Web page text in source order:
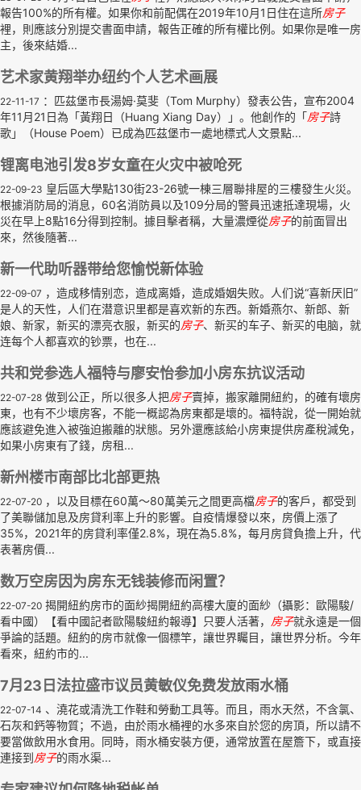
報告100%的所有權。如果你和前配偶在2019年10月1日住在這所房子
裡，則應該分別提交書面申請，報告正確的所有權比例。如果你是唯一房
主，後來結婚...
艺术家黄翔举办纽约个人艺术画展
22-11-17 ：匹茲堡市長湯姆·莫斐（Tom Murphy）發表公告，宣布2004
年11月21日為「黃翔日（Huang Xiang Day）」。他創作的「房子詩
歌」（House Poem）已成為匹茲堡市一處地標式人文景點...
锂离电池引发8岁女童在火灾中被呛死
22-09-23 皇后區大學點130街23-26號一棟三層聯排屋的三樓發生火災。
根據消防局的消息，60名消防員以及109分局的警員迅速抵達現場，火
災在早上8點16分得到控制。據目擊者稱，大量濃煙從房子的前面冒出
來，然後隨著...
新一代助听器带给您愉悦新体验
22-09-07 ，造成移情别恋，造成离婚，造成婚姻失败。人们说“喜新厌旧”
是人的天性，人们在潜意识里都是喜欢新的东西。新婚燕尔、新郎、新
娘、新家，新买的漂亮衣服，新买的房子、新买的车子、新买的电脑，就
连每个人都喜欢的钞票，也在...
共和党参选人福特与廖安怡参加小房东抗议活动
22-07-28 做到公正，所以很多人把房子賣掉，搬家離開紐約，的確有壞房
東，也有不少壞房客，不能一概認為房東都是壞的。福特說，從一開始就
應該避免進入被強迫搬離的狀態。另外還應該給小房東提供房產稅減免，
如果小房東有了錢，房租...
新州楼市南部比北部更热
22-07-20 ，以及目標在60萬～80萬美元之間更高檔房子的客戶，都受到
了美聯儲加息及房貸利率上升的影響。自疫情爆發以來，房價上漲了
35%，2021年的房貸利率僅2.8%，現在為5.8%，每月房貸負擔上升，代
表著房價...
数万空房因为房东无钱装修而闲置？
22-07-20 揭開紐約房市的面紗揭開紐約高樓大廈的面紗（攝影：歐陽駿/
看中國）【看中國記者歐陽駿紐約報導】只要人活著， 房子就永遠是一個
爭論的話題。紐約的房市就像一個標竿，讓世界矚目，讓世界分析。今年
看來，紐約市的...
7月23日法拉盛市议员黄敏仪免费发放雨水桶
22-07-14 、澆花或清洗工作鞋和勞動工具等。而且，雨水天然，不含氯、
石灰和鈣等物質；不過，由於雨水桶裡的水多來自於您的房頂，所以請不
要當做飲用水食用。同時，雨水桶安裝方便，通常放置在屋簷下，或直接
連接到房子的雨水渠...